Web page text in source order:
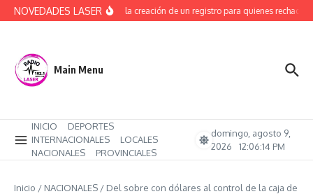
Saltar al contenido
NOVEDADES LASERAvanza la creación de un registro para quienes rechacen
Main Menu
INICIO
DEPORTES
INTERNACIONALES
LOCALES
NACIONALES
PROVINCIALES
domingo, agosto 9,
2026
12:06:15 PM
Inicio / NACIONALES / Del sobre con dólares al control de la caja de